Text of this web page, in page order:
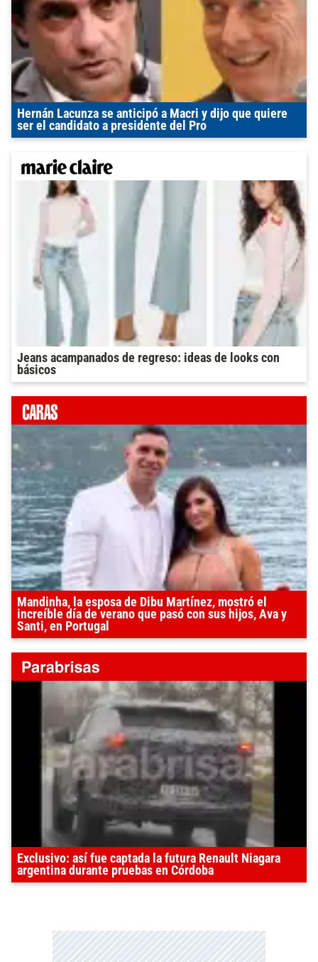
Hernán Lacunza se anticipó a Macri y dijo que quiere
ser el candidato a presidente del Pro
Jeans acampanados de regreso: ideas de looks con
básicos
Mandinha, la esposa de Dibu Martínez, mostró el
increíble día de verano que pasó con sus hijos, Ava y
Santi, en Portugal
Exclusivo: así fue captada la futura Renault Niagara
argentina durante pruebas en Córdoba